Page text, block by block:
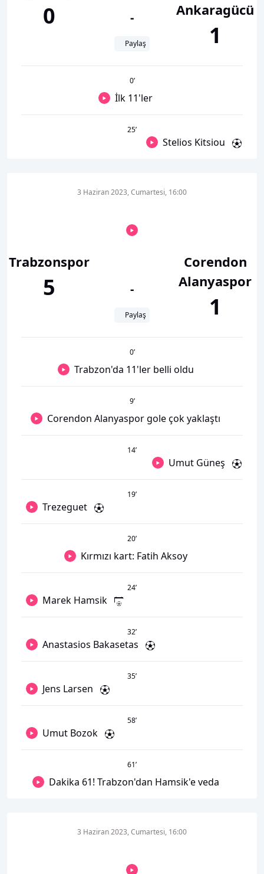
0 -
Paylaş
Ankaragücü
1
0’
İlk 11'ler
25’
Stelios Kitsiou
Trabzonspor
5
3 Haziran 2023, Cumartesi, 16:00
-
Paylaş
Corendon
Alanyaspor
1
0’
Trabzon'da 11'ler belli oldu
9’
Corendon Alanyaspor gole çok yaklaştı
14’
Umut Güneş
19’
Trezeguet
20’
Kırmızı kart: Fatih Aksoy
24’
Marek Hamsik
32’
Anastasios Bakasetas
35’
Jens Larsen
58’
Umut Bozok
61’
Dakika 61! Trabzon'dan Hamsik'e veda
3 Haziran 2023, Cumartesi, 16:00